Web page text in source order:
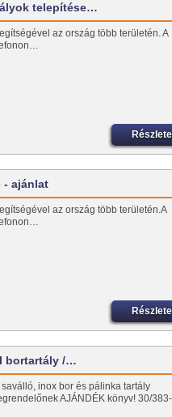
telepítése…
az ország több területén. A
- ajánlat
az ország több területén.A
bortartály /…
inox bor és pálinka tartály
AJÁNDÉK könyv! 30/383-